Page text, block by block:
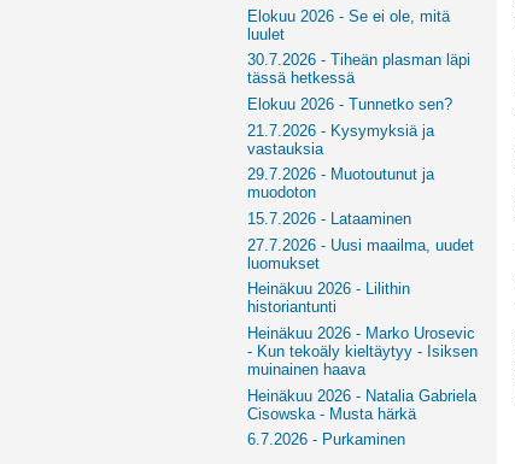
Elokuu 2026 - Se ei ole, mitä
luulet
30.7.2026 - Tiheän plasman läpi
tässä hetkessä
Elokuu 2026 - Tunnetko sen?
21.7.2026 - Kysymyksiä ja
vastauksia
29.7.2026 - Muotoutunut ja
muodoton
15.7.2026 - Lataaminen
27.7.2026 - Uusi maailma, uudet
luomukset
Heinäkuu 2026 - Lilithin
historiantunti
Heinäkuu 2026 - Marko Urosevic
- Kun tekoäly kieltäytyy - Isiksen
muinainen haava
Heinäkuu 2026 - Natalia Gabriela
Cisowska - Musta härkä
6.7.2026 - Purkaminen